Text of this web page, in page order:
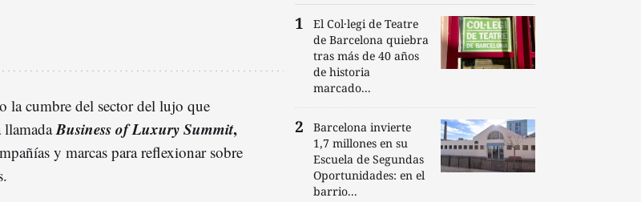
la cumbre del sector del lujo que
llamadaBusiness of Luxury Summit,
y marcas para reflexionar sobre
El Col·legi de Teatre
de Barcelona quiebra
tras más de 40 años
de historia
marcado...
Barcelona invierte
1,7 millones en su
Escuela de Segundas
Oportunidades: en el
barrio...